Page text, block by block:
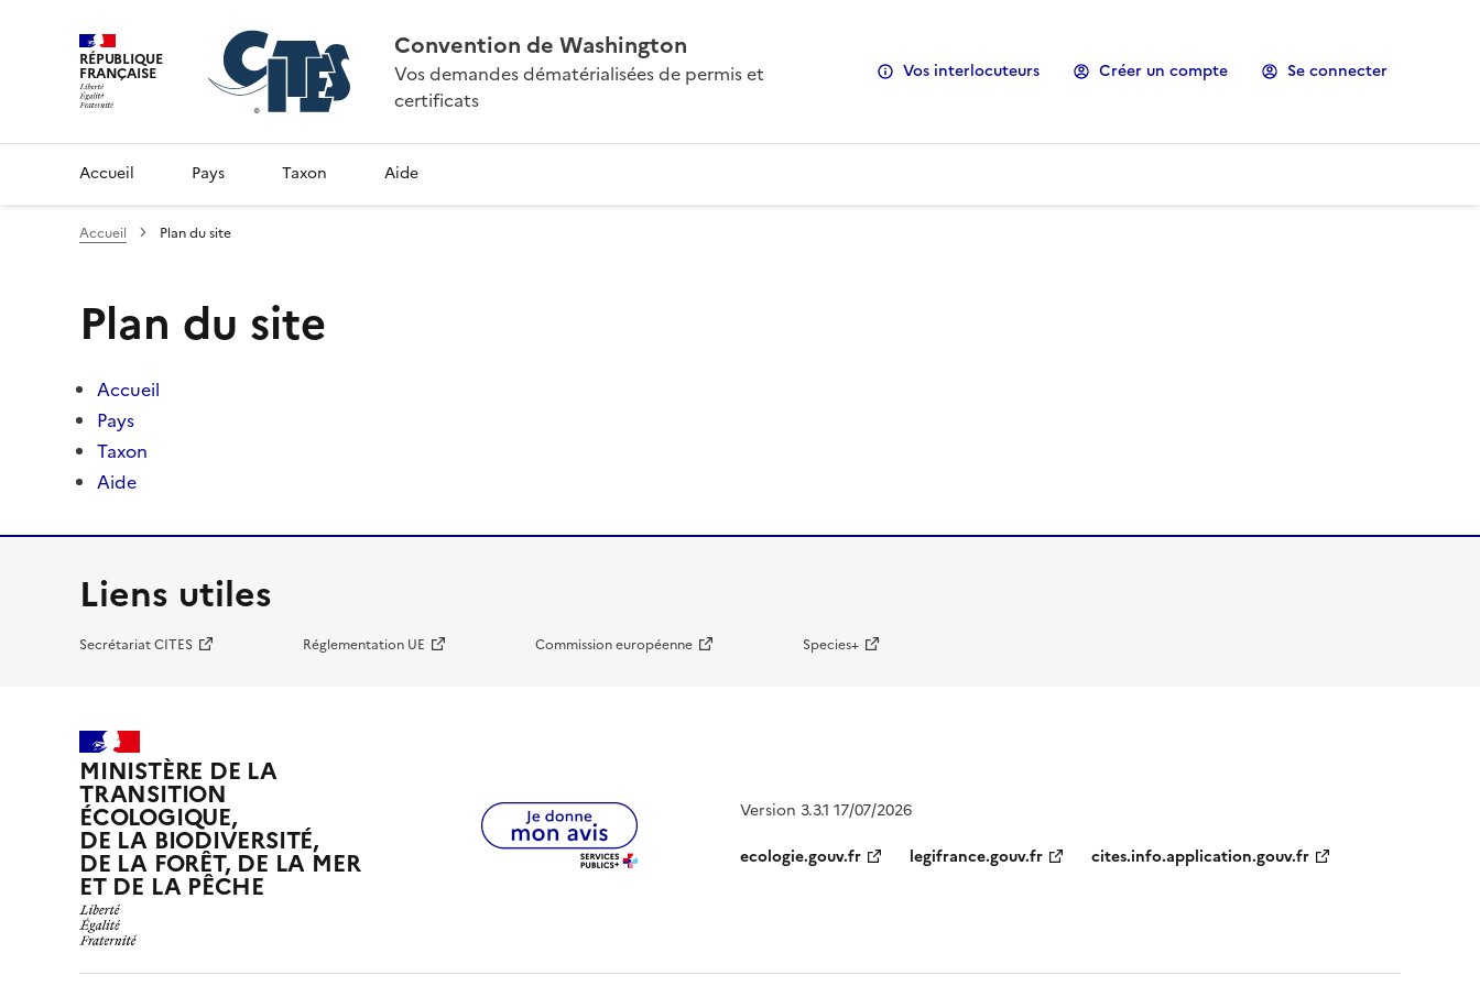
RÉPUBLIQUE
FRANÇAISE
Convention de Washington
Vos demandes dématérialisées de permis et
certificats
Vos interlocuteurs Créer un compte Se connecter
Accueil Pays Taxon Aide
Accueil Plan du site
Plan du site
Accueil
Pays
Taxon
Aide
Liens utiles
Secrétariat CITES Réglementation UE Commission européenne Species+
MINISTÈRE DE LA
TRANSITION
ÉCOLOGIQUE,
DE LA BIODIVERSITÉ,
DE LA FORÊT, DE LA MER
ET DE LA PÊCHE
Version 3.3.1 17/07/2026
ecologie.gouv.fr
legifrance.gouv.fr cites.info.application.gouv.fr